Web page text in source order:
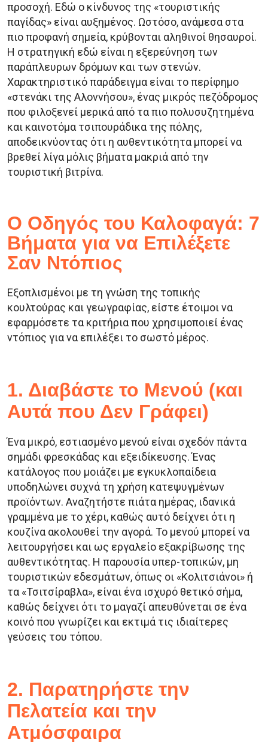
προσοχή. Εδώ ο κίνδυνος της «τουριστικής
παγίδας» είναι αυξημένος. Ωστόσο, ανάμεσα στα
πιο προφανή σημεία, κρύβονται αληθινοί θησαυροί.
Η στρατηγική εδώ είναι η εξερεύνηση των
παράπλευρων δρόμων και των στενών.
Χαρακτηριστικό παράδειγμα είναι το περίφημο
«στενάκι της Αλοννήσου», ένας μικρός πεζόδρομος
που φιλοξενεί μερικά από τα πιο πολυσυζητημένα
και καινοτόμα τσιπουράδικα της πόλης,
αποδεικνύοντας ότι η αυθεντικότητα μπορεί να
βρεθεί λίγα μόλις βήματα μακριά από την
τουριστική βιτρίνα.
Ο Οδηγός του Καλοφαγά: 7
Βήματα για να Επιλέξετε
Σαν Ντόπιος
Εξοπλισμένοι με τη γνώση της τοπικής
κουλτούρας και γεωγραφίας, είστε έτοιμοι να
εφαρμόσετε τα κριτήρια που χρησιμοποιεί ένας
ντόπιος για να επιλέξει το σωστό μέρος.
1. Διαβάστε το Μενού (και
Αυτά που Δεν Γράφει)
Ένα μικρό, εστιασμένο μενού είναι σχεδόν πάντα
σημάδι φρεσκάδας και εξειδίκευσης. Ένας
κατάλογος που μοιάζει με εγκυκλοπαίδεια
υποδηλώνει συχνά τη χρήση κατεψυγμένων
προϊόντων. Αναζητήστε πιάτα ημέρας, ιδανικά
γραμμένα με το χέρι, καθώς αυτό δείχνει ότι η
κουζίνα ακολουθεί την αγορά. Το μενού μπορεί να
λειτουργήσει και ως εργαλείο εξακρίβωσης της
αυθεντικότητας. Η παρουσία υπερ-τοπικών, μη
τουριστικών εδεσμάτων, όπως οι «Κολιτσιάνοι» ή
τα «Τσιτσίραβλα», είναι ένα ισχυρό θετικό σήμα,
καθώς δείχνει ότι το μαγαζί απευθύνεται σε ένα
κοινό που γνωρίζει και εκτιμά τις ιδιαίτερες
γεύσεις του τόπου.
2. Παρατηρήστε την
Πελατεία και την
Ατμόσφαιρα